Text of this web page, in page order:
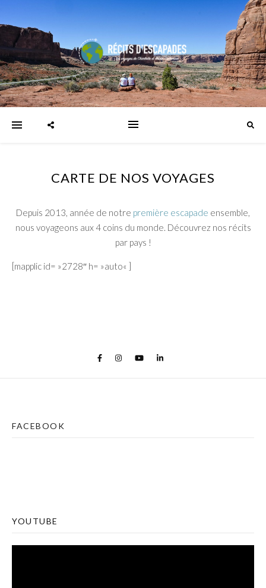
CARTE DE NOS VOYAGES
Depuis 2013, année de notre première escapade ensemble,
nous voyageons aux 4 coins du monde. Découvrez nos récits
par pays !
[mapplic id= »2728″ h= »auto« ]
FACEBOOK
YOUTUBE